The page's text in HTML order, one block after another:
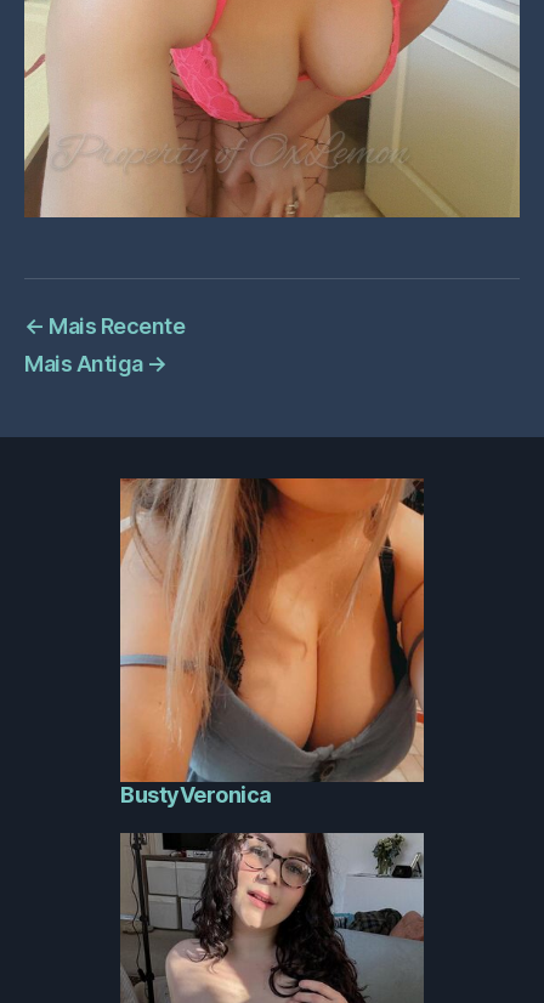
← Mais Recente
Mais Antiga →
BustyVeronica